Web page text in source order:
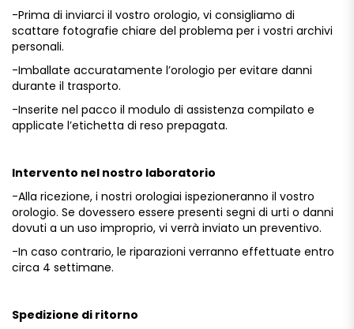
-Prima di inviarci il vostro orologio, vi consigliamo di
scattare fotografie chiare del problema per i vostri archivi
personali.
-Imballate accuratamente l’orologio per evitare danni
durante il trasporto.
-Inserite nel pacco il modulo di assistenza compilato e
applicate l’etichetta di reso prepagata.
Intervento nel nostro laboratorio
-Alla ricezione, i nostri orologiai ispezioneranno il vostro
orologio. Se dovessero essere presenti segni di urti o danni
dovuti a un uso improprio, vi verrà inviato un preventivo.
-In caso contrario, le riparazioni verranno effettuate entro
circa 4 settimane.
Spedizione di ritorno